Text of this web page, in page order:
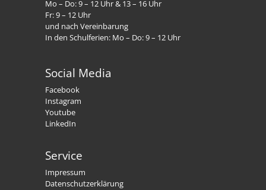
Mo – Do: 9 – 12 Uhr & 13 – 16 Uhr
Fr: 9 – 12 Uhr
und nach Vereinbarung
In den Schulferien: Mo – Do: 9 – 12 Uhr
Social Media
Facebook
Instagram
Youtube
LinkedIn
Service
Impressum
Datenschutzerklärung